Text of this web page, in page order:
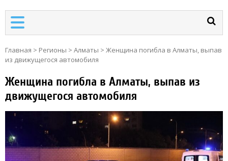
Главная > Регионы > Алматы > Женщина погибла в Алматы, выпав
из движущегося автомобиля
Женщина погибла в Алматы, выпав из
движущегося автомобиля